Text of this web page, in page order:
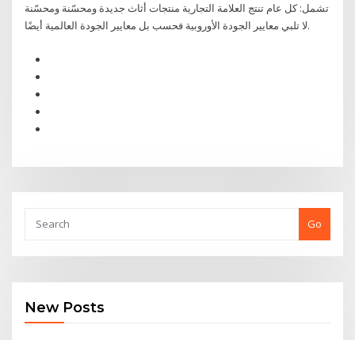
تشمل: كل عام تنتج العلامة التجارية منتجات أثاث جديدة ومحسّنة ومحسّنة
لا تلبي معايير الجودة الأوروبية فحسب بل معايير الجودة العالمية أيضًا.
Go
New Posts